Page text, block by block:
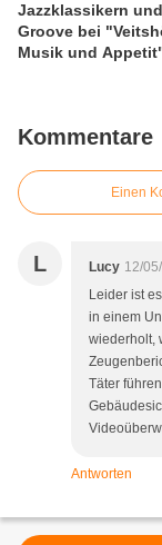
Jazzklassikern
Groove bei
Musik und
Kommentare
Einen
L Lucy 12/
Leider ist
in einem
wiederholt,
Täter
Antworten